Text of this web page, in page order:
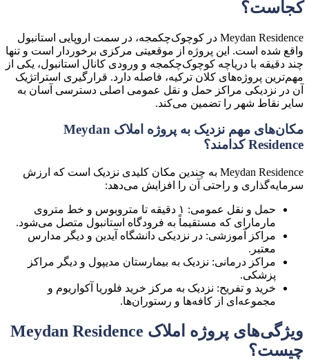
کجاست؟
Meydan Residence در کوچوک‌چکمجه، در سمت اروپایی استانبول
واقع شده است. این پروژه از موقعیتی مرکزی برخوردار است و تنها
چند دقیقه با دریاچه کوچوک‌چکمجه و ورودی کانال استانبول، یکی از
مهم‌ترین پروژه‌های کلان ترکیه، فاصله دارد. قرارگیری استراتژیک
آن در نزدیکی مراکز حمل و نقل عمومی اصلی دسترسی آسان به
سایر نقاط شهر را تضمین می‌کند.
مکان‌های مهم نزدیک به پروژه املاک Meydan
Residence کدامند؟
Meydan Residence به چندین مکان کلیدی نزدیک است که ارزش
سرمایه‌گذاری و راحتی آن را افزایش می‌دهد:
حمل و نقل عمومی: ۱ دقیقه تا متروبوس و خط متروی
مارمارای که مستقیماً به فرودگاه استانبول متصل می‌شود.
مراکز آموزشی: در نزدیکی دانشگاه آیدین و دیگر مدارس
معتبر.
مراکز درمانی: نزدیک به بیمارستان مدیپول و دیگر مراکز
پزشکی.
خرید و تفریح: نزدیک به مرکز خرید فلوریا آکواریوم و
مجموعه‌ای از کافه‌ها و رستوران‌ها.
ویژگی‌های پروژه املاک Meydan Residence
چیست؟